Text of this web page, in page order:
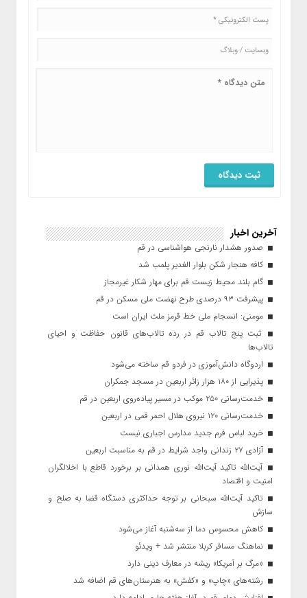
آخرین اخبار
صدور هشدار نارنجی هواشناسی در قم
کافه هنجار شکن بلوار الغدیر پلمب شد
گام بلند محیط زیست قم برای مهار شکار غیرمجاز
پیشرفت ۹۳ درصدی طرح نهضت ملی مسکن در قم
مومنی: انسجام ملی خط قرمز ملت ایران است
ثبت پنج تالاب قم در رده تالاب‌های قانون حفاظت و احیای
تالاب‌ها
اردوگاه دانش‌آموزی در فردو قم ساخته می‌شود
پذیرایی از ۱۸۰ هزار زائر اربعین در مسجد جمکران
خدمت‌رسانی ۲۵۰ موکب در مسیر پیاده‌روی اربعین در قم
خدمت‌رسانی ۱۲۰ نیروی هلال احمر قمی در اربعین
خرید لباس فرم جدید مدارس اجباری نیست
آزادی ۲۷ زندانی واجد شرایط در قم به مناسبت اربعین
آیت‌الله تاکید آیت‌الله نوری همدانی بر برخورد قاطع با اخلالگران
امنیت و اقتصاد
تاکید آیت‌الله‌ سبحانی بر توجه حداکثری دستگاه قضا به صلح و
سازش
کاهش محسوس دما از سه‌شنبه آغاز می‌شود
نماهنگ مسافر کربلا منتشر شد + ویدئو
«مرگ بر آمریکا» ریشه در معارف دینی دارد
رشته‌های «چاپ» و «کفش» به هنرستان‌های قم اضافه شد